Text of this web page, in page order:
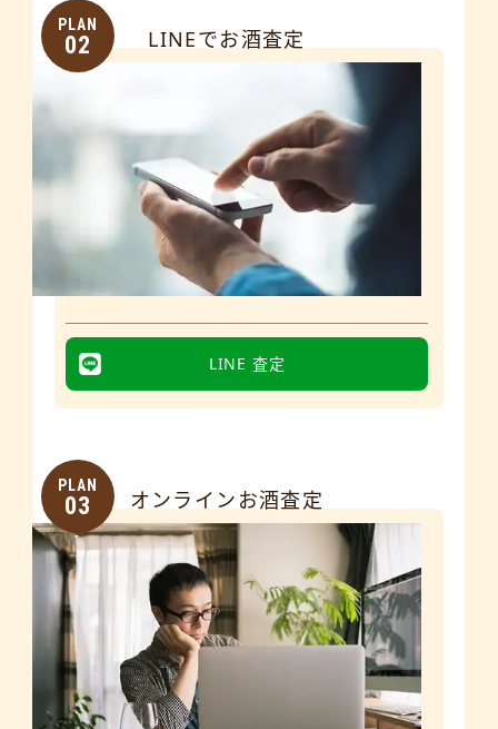
PLAN
02 LINEでお酒査定
LINE 査定
PLAN
03 オンラインお酒査定